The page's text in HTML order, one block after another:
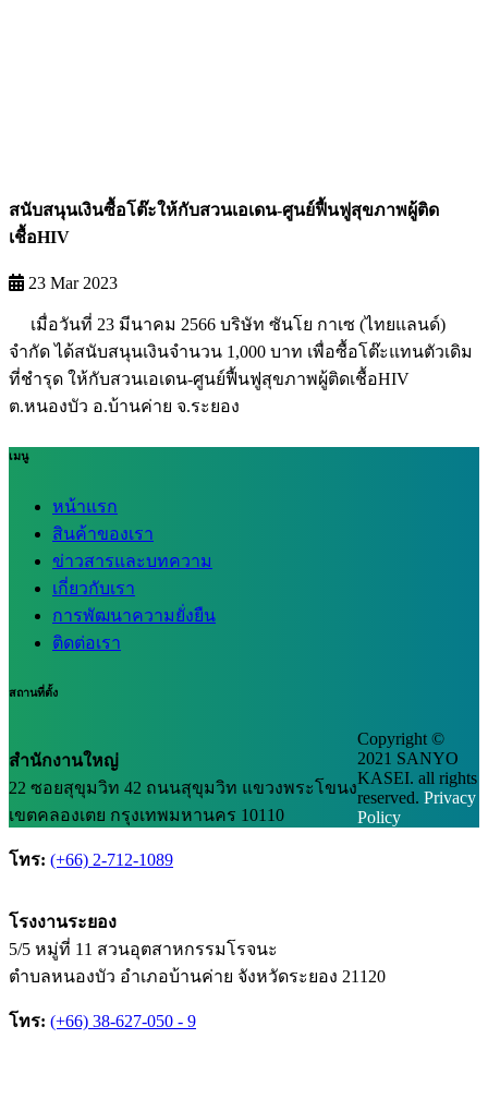
สนับสนุนเงินซื้อโต๊ะให้กับสวนเอเดน-ศูนย์ฟื้นฟูสุขภาพผู้ติด
เชื้อHIV
23 Mar 2023
เมื่อวันที่ 23 มีนาคม 2566 บริษัท ซันโย กาเซ (ไทยแลนด์)
จำกัด ได้สนับสนุนเงินจำนวน 1,000 บาท เพื่อซื้อโต๊ะแทนตัวเดิม
ที่ชำรุด ให้กับสวนเอเดน-ศูนย์ฟื้นฟูสุขภาพผู้ติดเชื้อHIV
ต.หนองบัว อ.บ้านค่าย จ.ระยอง
เมนู
หน้าแรก
สินค้าของเรา
ข่าวสารและบทความ
เกี่ยวกับเรา
การพัฒนาความยั่งยืน
ติดต่อเรา
สถานที่ตั้ง
สำนักงานใหญ่
22 ซอยสุขุมวิท 42 ถนนสุขุมวิท แขวงพระโขนง
เขตคลองเตย กรุงเทพมหานคร 10110
โทร: (+66) 2-712-1089
โรงงานระยอง
5/5 หมู่ที่ 11 สวนอุตสาหกรรมโรจนะ
ตำบลหนองบัว อำเภอบ้านค่าย จังหวัดระยอง 21120
โทร: (+66) 38-627-050 - 9
Copyright ©
2021 SANYO
KASEI. all rights
reserved. Privacy
Policy